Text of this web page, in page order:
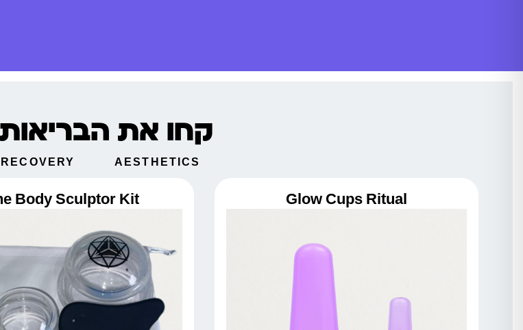
קחו את הבריאות
AESTHETICS
RECOVERY
Glow Cups Ritual
Body Sculptor Kit